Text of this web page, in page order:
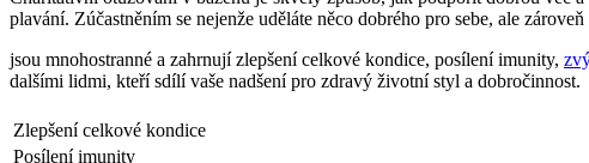
plavání. Zúčastněním se nejenže uděláte něco dobrého pro sebe, ale
jsou mnohostranné a zahrnují zlepšení celkové kondice, posílení imunity,
dalšími lidmi, kteří sdílí vaše nadšení pro zdravý životní styl a dobročinnost.
Zlepšení celkové kondice
Posílení imunity